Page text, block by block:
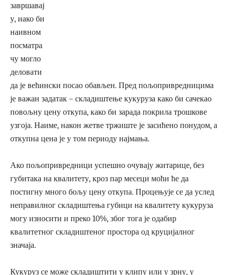
завршавај
у, иако би
наивном
посматра
чу могло
деловати
да је већински посао обављен. Пред пољопривредницима
је важан задатак – складиштење кукуруза како би сачекао
повољну цену откупа, како би зарада покрила трошкове
узгоја. Наиме, након жетве тржиште је засићено понудом, а
откупна цена је у том периоду најмања.
Ако пољопривредници успешно очувају житарице, без
губитака на квалитету, кроз пар месеци моћи ће да
постигну много бољу цену откупа. Процењује се да услед
неправилног складиштења губици на квалитету кукуруза
могу износити и преко 10%, због тога је одабир
квалитетног складиштеног простора од круцијалног
значаја.
Кукуруз се може складиштити у клипу или у зрну, у